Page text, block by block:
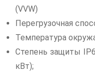
(VVW)
Перегрузочная
Температура
Степень защиты
кВт);